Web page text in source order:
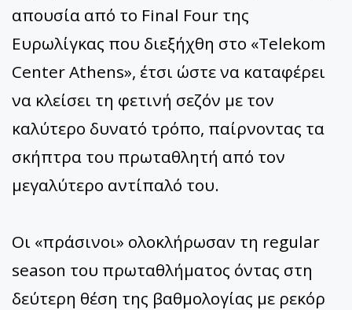
απουσία από το Final Four της
Ευρωλίγκας που διεξήχθη στο «Telekom
Center Athens», έτσι ώστε να καταφέρει
να κλείσει τη φετινή σεζόν με τον
καλύτερο δυνατό τρόπο, παίρνοντας τα
σκήπτρα του πρωταθλητή από τον
μεγαλύτερο αντίπαλό του.
Οι «πράσινοι» ολοκλήρωσαν τη regular
season του πρωταθλήματος όντας στη
δεύτερη θέση της βαθμολογίας με ρεκόρ